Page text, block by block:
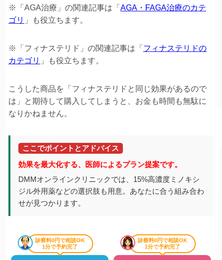
※「AGA治療」の関連記事は「 AGA・FAGA治療のカテ
ゴリ 」も役立ちます。
※「フィナステリド」の関連記事は「 フィナステリドの
カテゴリ 」も役立ちます。
こうした商品を「フィナステリドと同じ効果があるので
は」と期待して購入してしまうと、お金も時間も無駄に
なりかねません。
ここでポイントとアドバイス
効果を最大化する、医師によるプラン提案です。
DMMオンラインクリニックでは、15%高濃度ミノキシ
ジル外用薬などの選択肢も用意。あなたに合う組み合わ
せが見つかります。
診察料0円で相談OK
1分で予約完了
診察料0円で相談OK
1分で予約完了